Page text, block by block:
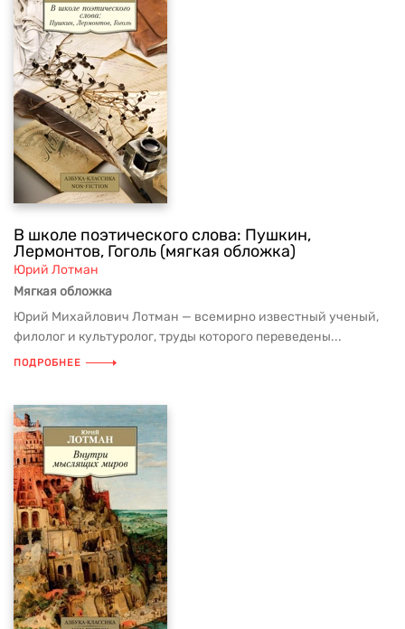
В школе поэтического слова: Пушкин,
Лермонтов, Гоголь (мягкая обложка)
Юрий Лотман
Мягкая обложка
Юрий Михайлович Лотман — всемирно известный ученый,
филолог и культуролог, труды которого переведены...
ПОДРОБНЕЕ